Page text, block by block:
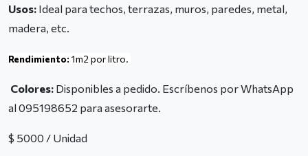
Usos: Ideal para techos, terrazas, muros, paredes, metal,
madera, etc.
Rendimiento: 1m2 por litro.
Colores: Disponibles a pedido. Escríbenos por WhatsApp
al 095198652 para asesorarte.
$ 5000 / Unidad